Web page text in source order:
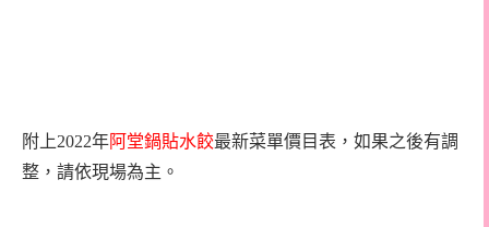
附上2022年阿堂鍋貼水餃最新菜單價目表，如果之後有調
整，請依現場為主。